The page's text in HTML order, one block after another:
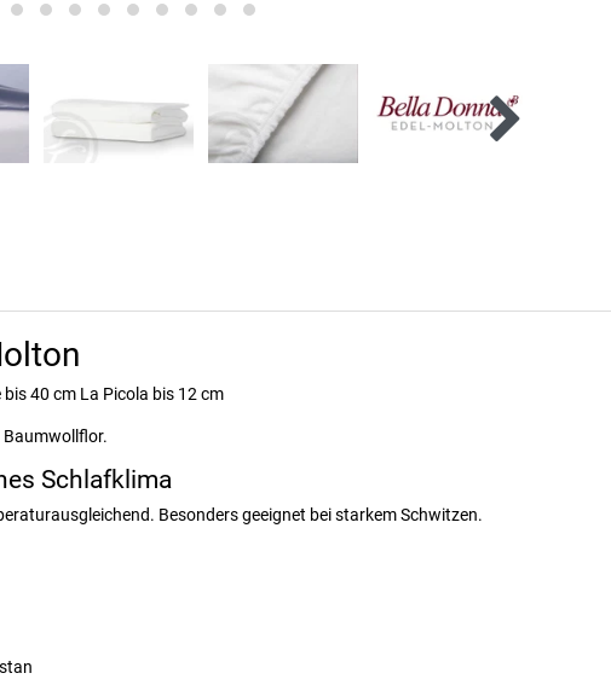
40 cm La Picola bis 12 cm
Baumwollflor.
Schlafklima
Besonders geeignet bei starkem Schwitzen.